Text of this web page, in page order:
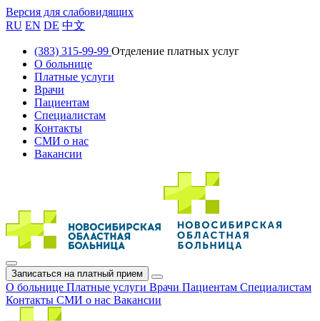
Версия для слабовидящих
RU EN DE 中文
(383) 315-99-99 Отделение платных услуг
О больнице
Платные услуги
Врачи
Пациентам
Специалистам
Контакты
СМИ о нас
Вакансии
Записаться на платный прием
О больнице Платные услуги Врачи Пациентам Специалистам
Контакты СМИ о нас Вакансии